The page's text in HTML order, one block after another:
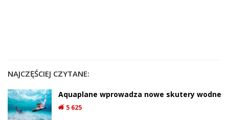
NAJCZĘŚCIEJ CZYTANE:
Aquaplane wprowadza nowe skutery wodne
5 625